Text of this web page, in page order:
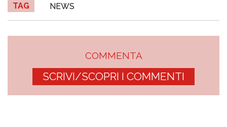
TAG NEWS
COMMENTA
SCRIVI/SCOPRI I COMMENTI